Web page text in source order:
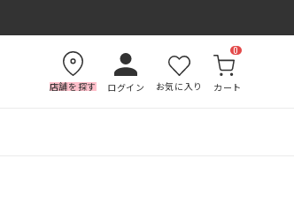
店舗を探す ログイン お気に入り カート
0